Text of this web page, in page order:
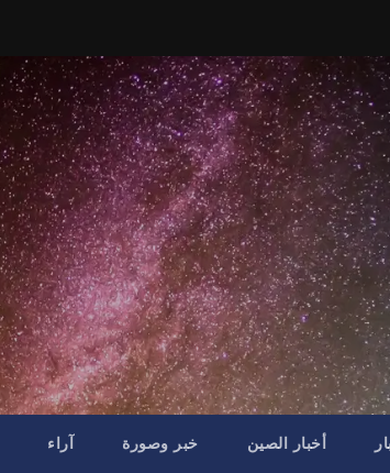
أخبار الصين خبر وصورة آراء